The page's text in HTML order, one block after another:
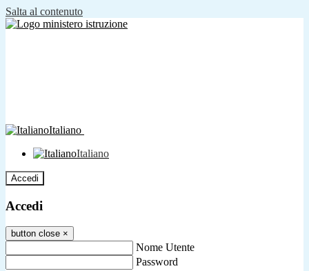
Salta al contenuto
Italiano
Italiano
Accedi
Accedi
button close ×
Nome Utente
Password